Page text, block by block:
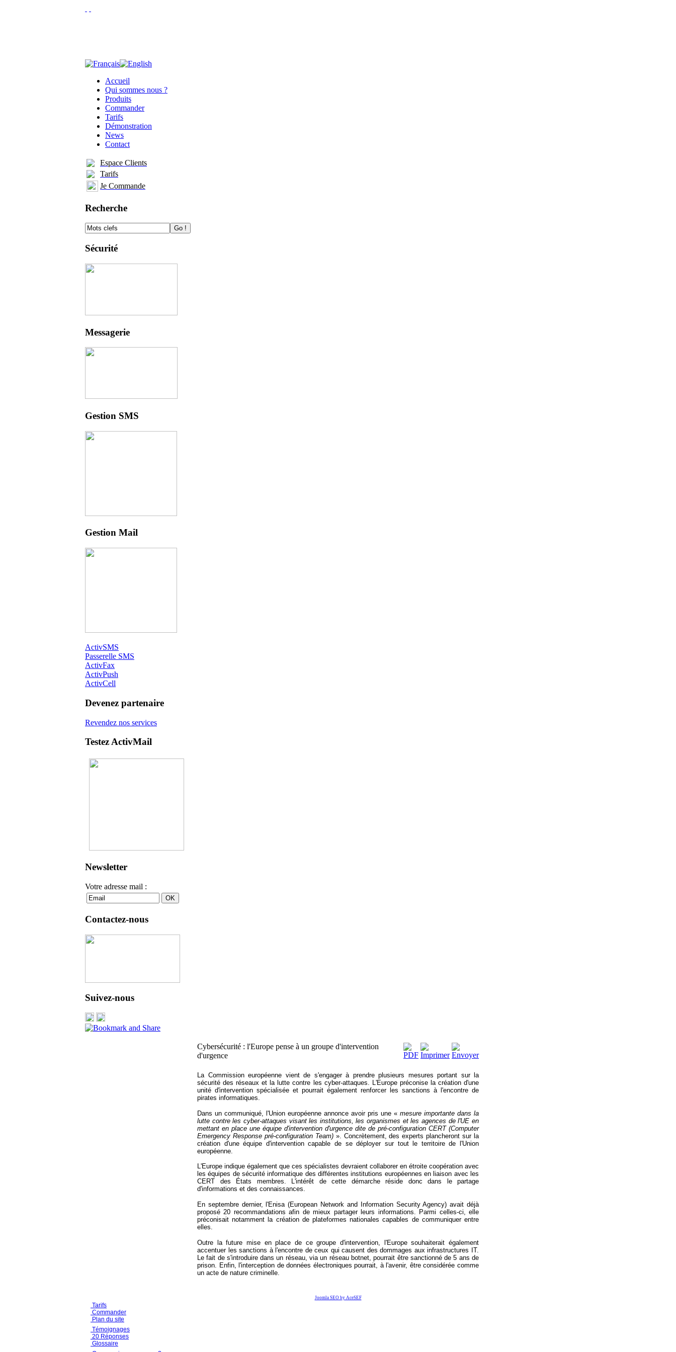
Accueil
Qui sommes nous ?
Produits
Commander
Tarifs
Démonstration
News
Contact
Espace Clients
Tarifs
Je Commande
Recherche
Sécurité
Messagerie
Gestion SMS
Gestion Mail
ActivSMS
Passerelle SMS
ActivFax
ActivPush
ActivCell
Devenez partenaire
Revendez nos services
Testez ActivMail
Newsletter
Votre adresse mail :
Contactez-nous
Suivez-nous
Cybersécurité : l'Europe pense à un groupe d'intervention
d'urgence
La Commission européenne vient de s'engager à prendre plusieurs mesures portant sur la
sécurité des réseaux et la lutte contre les cyber-attaques. L'Europe préconise la création d'une
unité d'intervention spécialisée et pourrait également renforcer les sanctions à l'encontre de
pirates informatiques.
Dans un communiqué, l'Union européenne annonce avoir pris une « mesure importante dans la
lutte contre les cyber-attaques visant les institutions, les organismes et les agences de l'UE en
mettant en place une équipe d'intervention d'urgence dite de pré-configuration CERT (Computer
Emergency Response pré-configurationTeam)». Concrètement, des experts plancheront sur la
création d'une équipe d'intervention capable de se déployer sur tout le territoire de l'Union
européenne.
L'Europe indique également que ces spécialistes devraient collaborer en étroite coopération avec
les équipes de sécurité informatique des différentes institutions européennes en liaison avec les
CERT des États membres. L'intérêt de cette démarche réside donc dans le partage
d'informations et des connaissances.
En septembre dernier, l'Enisa(European Network and Information Security Agency) avait déjà
proposé 20 recommandations afin de mieux partager leurs informations. Parmi celles-ci, elle
préconisait notamment la création de plateformes nationales capables de communiquer entre
elles.
Outre la future mise en place de ce groupe d'intervention, l'Europe souhaiterait également
accentuer les sanctions à l'encontre de ceux qui causent des dommages aux infrastructures IT.
Le fait de s'introduire dans un réseau, via un réseau botnet, pourrait être sanctionné de 5 ans de
prison. Enfin, l'interception de données électroniques pourrait, à l'avenir, être considérée comme
un acte de nature criminelle.
Joomla SEO by AceSEF
Tarifs
Commander
Plan du site
Témoignages
20 Réponses
Glossaire